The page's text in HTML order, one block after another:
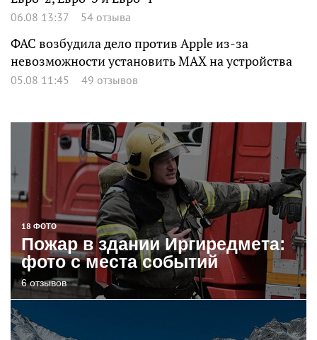
06.08 13:37 54 отзыва
ФАС возбудила дело против Apple из-за
невозможности установить MAX на устройства
05.08 11:45 49 отзывов
18 ФОТО
Пожар в здании Иргиредмета:
фото с места событий
6 отзывов